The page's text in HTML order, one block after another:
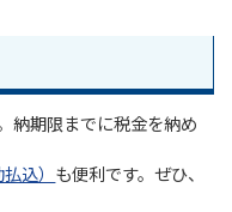
納期限までに税金を納め
込） も便利です。ぜひ、